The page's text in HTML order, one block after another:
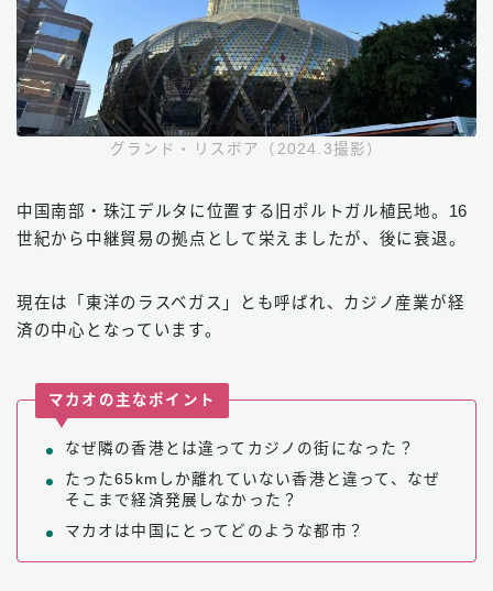
グランド・リスボア（2024.3撮影）
中国南部・珠江デルタに位置する旧ポルトガル植民地。16
世紀から中継貿易の拠点として栄えましたが、後に衰退。
現在は「東洋のラスベガス」とも呼ばれ、カジノ産業が経
済の中心となっています。
マカオの主なポイント
なぜ隣の香港とは違ってカジノの街になった？
たった65kmしか離れていない香港と違って、なぜ
そこまで経済発展しなかった？
マカオは中国にとってどのような都市？